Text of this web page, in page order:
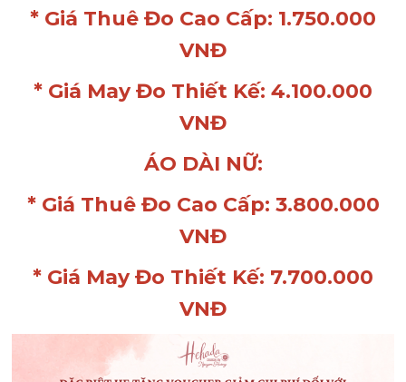
* Giá Thuê Đo Cao Cấp: 1.750.000
VNĐ
* Giá May Đo Thiết Kế: 4.100.000
VNĐ
ÁO DÀI NỮ:
* Giá Thuê Đo Cao Cấp: 3.800.000
VNĐ
* Giá May Đo Thiết Kế: 7.700.000
VNĐ